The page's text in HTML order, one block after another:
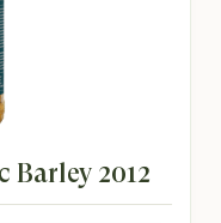
2012